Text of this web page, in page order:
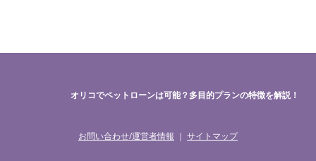
オリコでペットローンは可能？多目的プランの特徴を解説！
お問い合わせ/運営者情報 ｜ サイトマップ